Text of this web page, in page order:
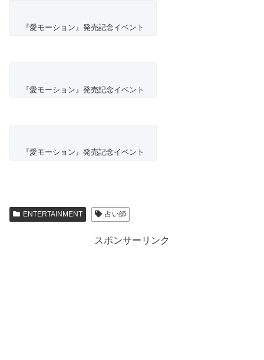
『愛モーション』発売記念イベント
『愛モーション』発売記念イベント
『愛モーション』発売記念イベント
ENTERTAINMENT 占い師
スポンサーリンク